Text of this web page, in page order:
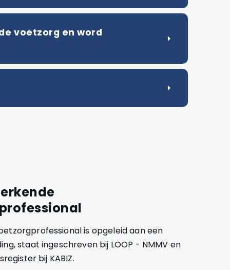
voetzorg en word
arrow_right
arrow_right
is opgeleid aan een
staat ingeschreven bij LOOP - NMMV en
bij KABIZ.